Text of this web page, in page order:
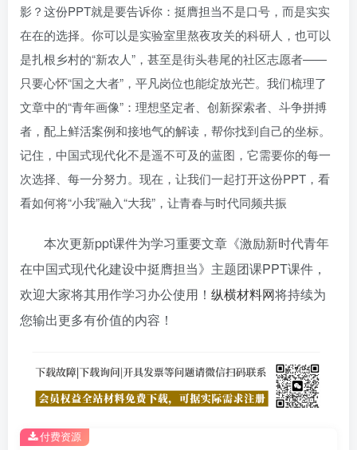
影？这份PPT就是要告诉你：挺膺担当不是口号，而是实实
在在的选择。你可以是实验室里熬夜攻关的科研人，也可以
是扎根乡村的“新农人”，甚至是街头巷尾的社区志愿者——
只要心怀“国之大者”，平凡岗位也能绽放光芒。我们梳理了
文章中的“青年画像”：理想坚定者、创新探索者、斗争拼搏
者，配上鲜活案例和接地气的解读，帮你找到自己的坐标。
记住，中国式现代化不是遥不可及的蓝图，它需要你的每一
次选择、每一分努力。现在，让我们一起打开这份PPT，看
看如何将“小我”融入“大我”，让青春与时代同频共振
本次更新ppt课件为学习重要文章《激励新时代青年
在中国式现代化建设中挺膺担当》主题团课PPT课件，
欢迎大家将其用作学习办公使用！ 纵横材料网将持续为
您输出更多有价值的内容！
付费资源